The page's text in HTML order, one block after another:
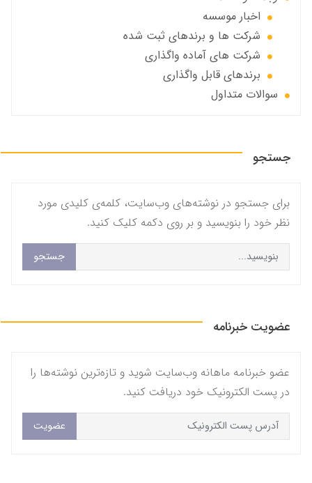
اخبار موسسه
شرکت ها و برندهای ثبت شده
شرکت های آماده واگذاری
برندهای قابل واگذاری
سوالات متداول
جستجو
برای جستجو در نوشته‌های وب‌سایت، کلمه‌ی کلیدی مورد
نظر خود را بنویسید و بر روی دکمه کلیک کنید.
جستجو
عضویت خبرنامه
عضو خبرنامه ماهانه وب‌سایت شوید و تازه‌ترین نوشته‌ها را
در پست الکترونیک خود دریافت کنید.
عضویت